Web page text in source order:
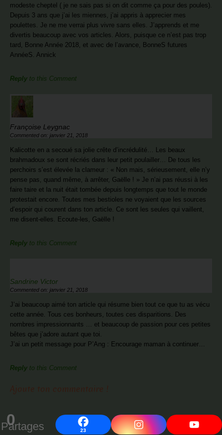
0
Partages 23
modeste cheptel ( je ne sais pas si on dit comme ça pour des poules).
Depuis 3 ans que j’ai les miennes, j’ai appris à apprecier mes
poulettes. Je ne me verrai plus vivre sans elles. J’apprends et me
divertis beaucoup avec vos articles. Alors, puisque ce n’est pas trop
tard, Bonne Année 2018, et avec de l’avance, BonneS futures
AnnéeS. Annick
Reply to this Comment
Françoise Leygnac
Commented on: janvier 21, 2018
Kalicotte en a secoué sa jolie crête d’incrédulité… Les beaux
brahmadoux se sont récriés dans leur petit poulailler… De tous les
perchoirs s’est élevée la clameur : « Non mais, sérieusement, elle n’y
pense pas, quand même, à arrêter, Gaëlle ! » Je n’ai pas réussi à les
faire taire et la nuit était tombée depuis longtemps que tout le monde
protestait encore. Toutes mes bestioles ne voyaient que les sources
d’espoir qui courent dans ton article. Ce sont les seules qui vaillent,
me disent-elles. Ecoute-les, Gaëlle !
Reply to this Comment
Sandrine Victor
Commented on: janvier 21, 2018
J’ai beaucoup aimé ton article qui résume bien tout ce que tu as vécu
cette année. Tous ces bonheurs, toutes ces disparitions. Des
nombres impressionnants … et beaucoup de passion pour ces petites
bêtes que j’adore autant que toi.
J’ai un petit message pour P’Ang : Encourage maman à continuer…
Reply to this Comment